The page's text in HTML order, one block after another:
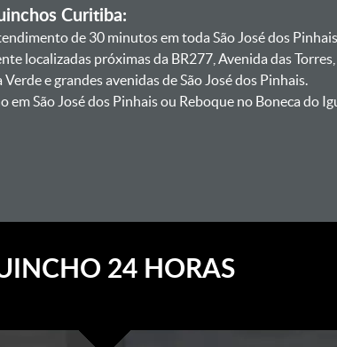
Curitiba:
de 30 minutos em toda São José dos
localizadas próximas da BR277, Avenida das
e grandes avenidas de São José dos Pinhais.
São José dos Pinhais ou Reboque no Boneca do
24 HORAS